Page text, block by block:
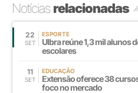
Notíciasrelacionadas
22
SET
ESPORTE
Ulbra reúne 1,3 mil alunos
escolares
11
SET
EDUCAÇÃO
Extensão oferece 38
foco no mercado